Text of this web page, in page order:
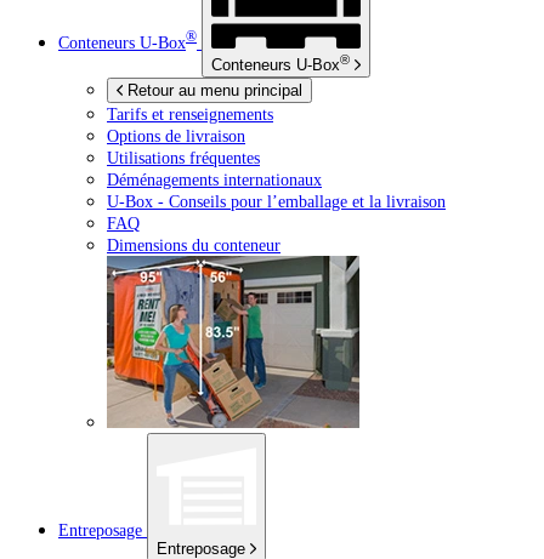
Conteneurs U-Box®
Conteneurs U-Box®
Retour au menu principal
Tarifs et renseignements
Options de livraison
Utilisations fréquentes
Déménagements internationaux
U-Box - Conseils pour l’emballage et la livraison
FAQ
Dimensions du conteneur
Entreposage
Entreposage